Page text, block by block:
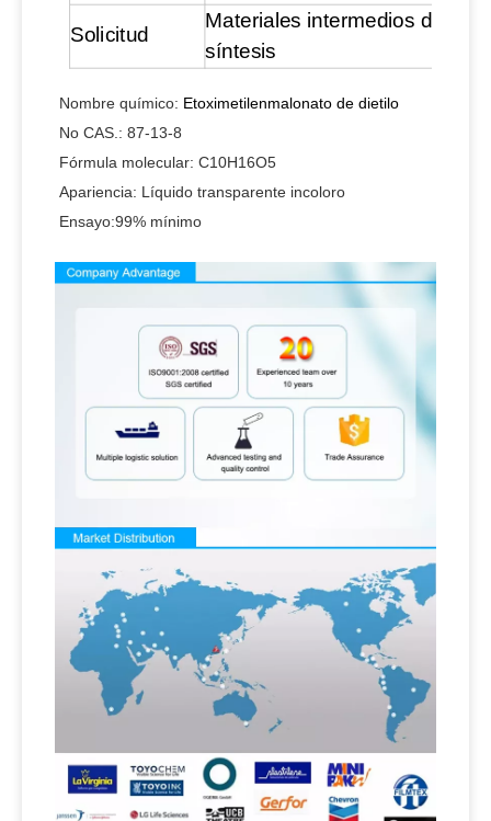
Solicitud
Materiales intermedios de
síntesis
Nombre químico: Etoximetilenmalonato de dietilo
No CAS.: 87-13-8
Fórmula molecular: C10H16O5
Apariencia: Líquido transparente incoloro
Ensayo:99% mínimo